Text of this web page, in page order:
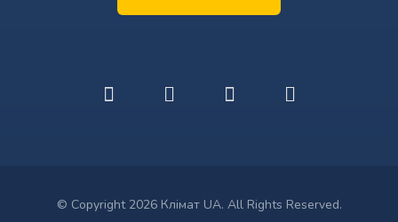
© Copyright 2026 Клімат UA. All Rights Reserved.